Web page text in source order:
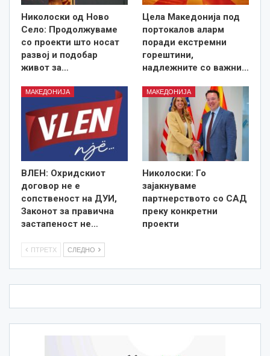
Николоски од Ново
Село: Продолжуваме
со проекти што носат
развој и подобар
живот за…
Цела Македонија под
портокалов аларм
поради екстремни
горештини,
надлежните со важни…
МАКЕДОНИЈА
ВЛЕН: Охридскиот
договор не е
сопственост на ДУИ,
Законот за правична
застапеност не…
МАКЕДОНИЈА
Николоски: Го
зајакнуваме
партнерството со САД
преку конкретни
проекти
ПТРЕТХ СЛЕДНО